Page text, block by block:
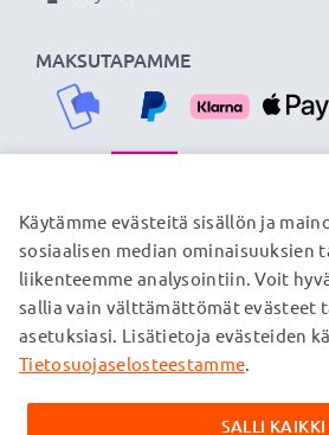
MAKSUTAPAMME
TOIMITUSKUMPPANIMME
© subtel.fi 2026
Kaikki hinnat sisältävät
toimituskuluja. Kaikki sivuillamme
verkkosivuillamme ainoastaan
Käytämme evästeitä sisällön ja
sosiaalisen median ominaisuuksien
liikenteemme analysointiin. Voit
sallia vain välttämättömät evästeet
asetuksiasi. Lisätietoja evästeiden
Tietosuojaselosteestamme.
SALLI KAIKKI